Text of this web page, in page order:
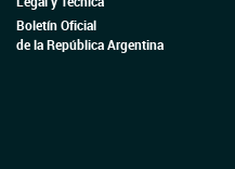
Boletín Oficial
de la República Argentina